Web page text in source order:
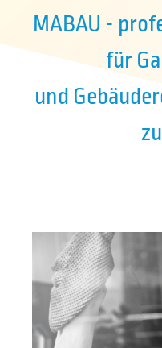
MABAU -
für
und